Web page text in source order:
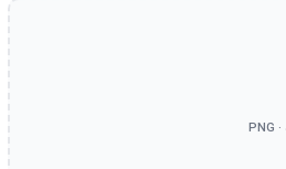
PNG ·